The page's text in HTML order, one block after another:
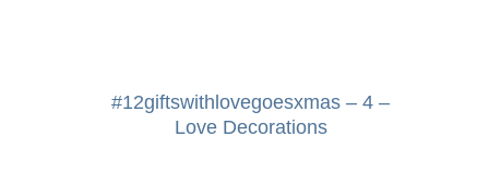
#12giftswithlovegoesxmas – 4 –
Love Decorations